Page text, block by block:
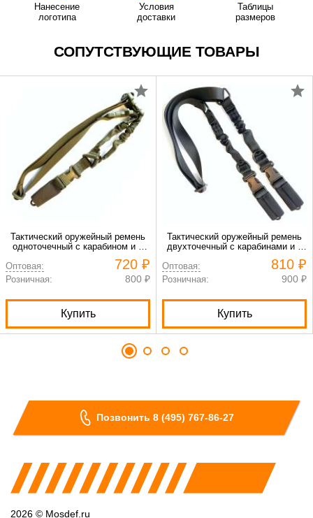
Нанесение
логотипа
Условия
доставки
Таблицы
размеров
СОПУТСТВУЮЩИЕ ТОВАРЫ
Тактический оружейный ремень
одноточечный с карабином и с
Оптовая:
720 ₽
Розничная: 800 ₽
Купить
Тактический оружейный ремень
двухточечный с карабинами и с
Оптовая:
810 ₽
Розничная: 900 ₽
Купить
Позвонить 8 (495) 767-86-27
2026 © Mosdef.ru